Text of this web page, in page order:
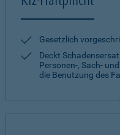
Gesetzlich
Deckt
Personen-, Sach-
die Benutzung des